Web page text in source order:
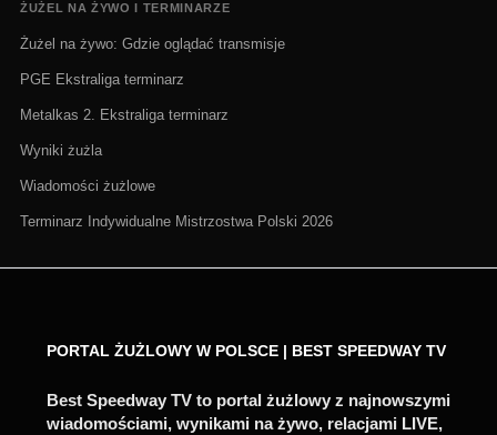
ŻUŻEL NA ŻYWO I TERMINARZE
Żużel na żywo: Gdzie oglądać transmisje
PGE Ekstraliga terminarz
Metalkas 2. Ekstraliga terminarz
Wyniki żużla
Wiadomości żużlowe
Terminarz Indywidualne Mistrzostwa Polski 2026
PORTAL ŻUŻLOWY W POLSCE | BEST SPEEDWAY TV
Best Speedway TV to portal żużlowy z najnowszymi
wiadomościami, wynikami na żywo, relacjami LIVE,